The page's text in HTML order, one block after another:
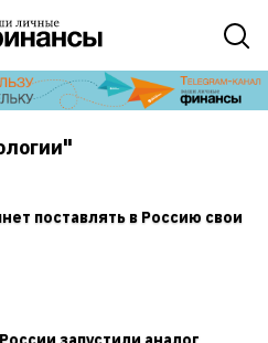
поставлять в Россию свои